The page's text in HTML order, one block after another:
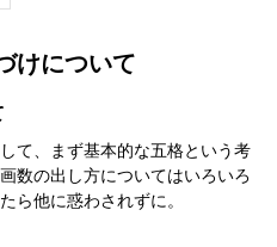
けについて
て、まず基本的な五格という考
数の出し方についてはいろいろ
ら他に惑わされずに。